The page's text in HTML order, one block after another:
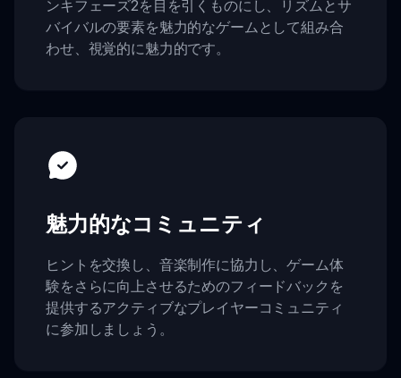
ンキフェーズ2を目を引くものにし、リズムとサ
バイバルの要素を魅力的なゲームとして組み合
わせ、視覚的に魅力的です。
魅力的なコミュニティ
ヒントを交換し、音楽制作に協力し、ゲーム体
験をさらに向上させるためのフィードバックを
提供するアクティブなプレイヤーコミュニティ
に参加しましょう。